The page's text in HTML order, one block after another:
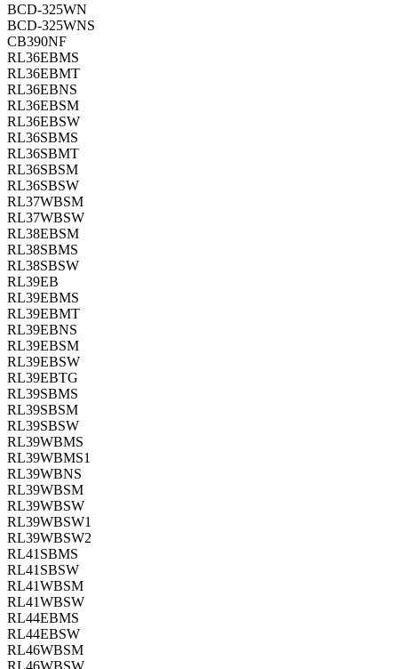
BCD-325WN
BCD-325WNS
CB390NF
RL36EBMS
RL36EBMT
RL36EBNS
RL36EBSM
RL36EBSW
RL36SBMS
RL36SBMT
RL36SBSM
RL36SBSW
RL37WBSM
RL37WBSW
RL38EBSM
RL38SBMS
RL38SBSW
RL39EB
RL39EBMS
RL39EBMT
RL39EBNS
RL39EBSM
RL39EBSW
RL39EBTG
RL39SBMS
RL39SBSM
RL39SBSW
RL39WBMS
RL39WBMS1
RL39WBNS
RL39WBSM
RL39WBSW
RL39WBSW1
RL39WBSW2
RL41SBMS
RL41SBSW
RL41WBSM
RL41WBSW
RL44EBMS
RL44EBSW
RL46WBSM
RL46WBSW